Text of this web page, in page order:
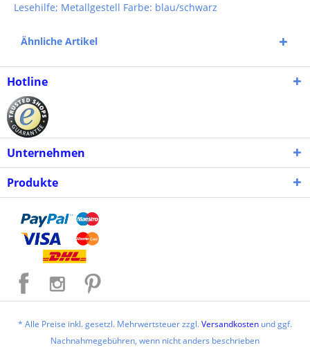
Lesehilfe; Metallgestell Farbe: blau/schwarz
Ähnliche Artikel
Hotline
Unternehmen
Produkte
* Alle Preise inkl. gesetzl. Mehrwertsteuer zzgl.Versandkosten und ggf.
Nachnahmegebühren, wenn nicht anders beschrieben